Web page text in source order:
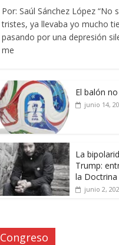
Por: Saúl Sánchez López “No
tristes, ya llevaba yo mucho
pasando por una depresión
me
El balón
junio 14,
La
Trump:
la
junio 2,
Congreso